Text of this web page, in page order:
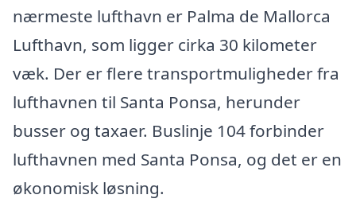
nærmeste lufthavn er Palma de Mallorca
Lufthavn, som ligger cirka 30 kilometer
væk. Der er flere transportmuligheder fra
lufthavnen til Santa Ponsa, herunder
busser og taxaer. Buslinje 104 forbinder
lufthavnen med Santa Ponsa, og det er en
økonomisk løsning.